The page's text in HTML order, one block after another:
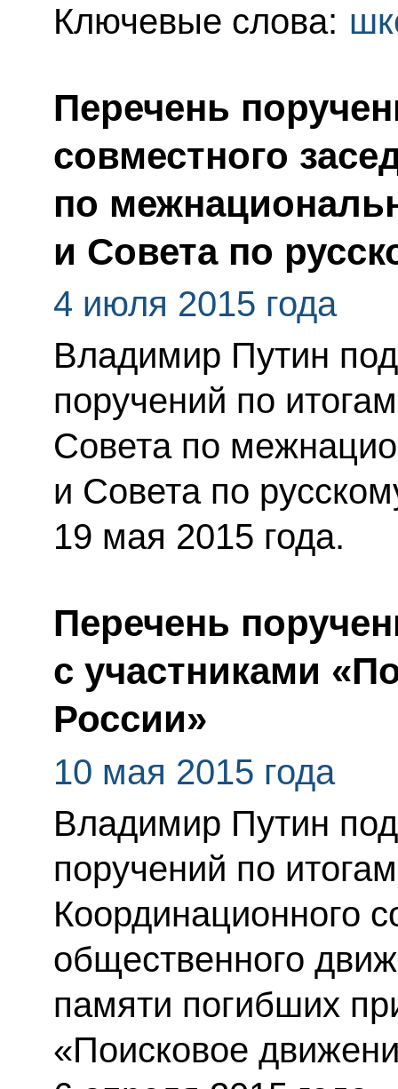
Ключевые слова:
Перечень
совместного
по
и Совета по
4 июля 2015 года
Владимир Путин
поручений по
Совета по
и Совета по
19 мая 2015 года.
Перечень
с участниками
России»
10 мая 2015 года
Владимир Путин
поручений по
Координационного
общественного
памяти погибших
«Поисковое